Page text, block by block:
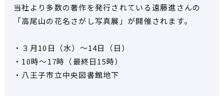
当社より多数の著作を発行されている遠藤進さんの
「高尾山の花名さがし写真展」が開催されます。
・３月10日（水）～14日（日）
・10時～17時（最終日15時）
・八王子市立中央図書館地下